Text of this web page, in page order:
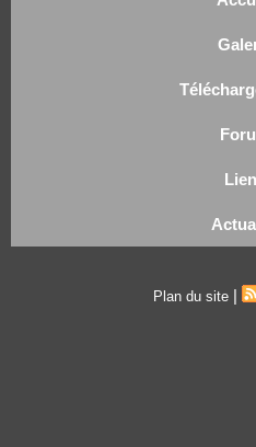
Plan du site |